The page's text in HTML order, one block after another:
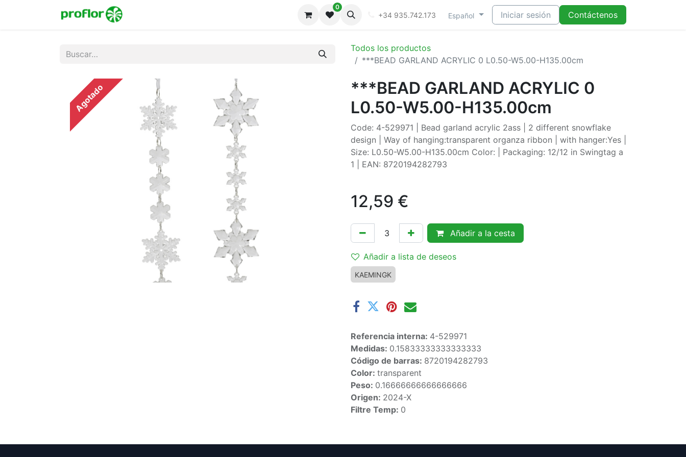
0
+34 935.742.173 Español Iniciar sesión Contáctenos
Todos los productos
***BEAD GARLAND ACRYLIC 0 L0.50-W5.00-H135.00cm
Agotado
***BEAD GARLAND ACRYLIC 0
L0.50-W5.00-H135.00cm
Code: 4-529971 | Bead garland acrylic 2ass | 2 different snowflake
design | Way of hanging:transparent organza ribbon | with hanger:Yes |
Size: L0.50-W5.00-H135.00cm Color: | Packaging: 12/12 in Swingtag a
1 | EAN: 8720194282793
12,59 €
Añadir a la cesta
Añadir a lista de deseos
KAEMINGK
Referencia interna: 4-529971
Medidas: 0.15833333333333333
Código de barras: 8720194282793
Color: transparent
Peso: 0.16666666666666666
Origen: 2024-X
Filtre Temp: 0